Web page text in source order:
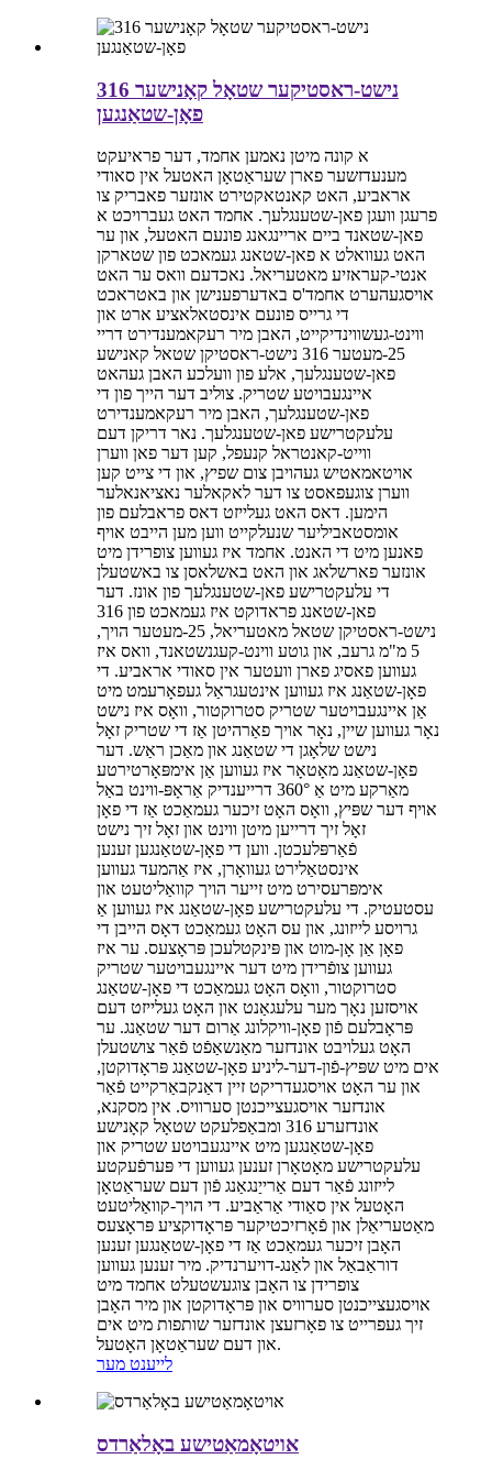
316 נישט-ראסטיקער שטאָל קאָנישער
פאָן-שטאַנגען
א קונה מיטן נאמען אחמד, דער פראיעקט
מענעדזשער פארן שעראַטאָן האטעל אין סאודי
אראביע, האט קאנטאקטירט אונזער פאבריק צו
פרעגן וועגן פאן-שטענגלעך. אחמד האט געברויכט א
פאן-שטאנד ביים אריינגאנג פונעם האטעל, און ער
האט געוואלט א פאן-שטאנג געמאכט פון שטארקן
אנטי-קעראזיע מאטעריאל. נאכדעם וואס ער האט
אויסגעהערט אחמד'ס באדערפענישן און באטראכט
די גרייס פונעם אינסטאלאציע ארט און
ווינט-געשווינדיקייט, האבן מיר רעקאמענדירט דריי
25-מעטער 316 נישט-ראסטיקן שטאל קאנישע
פאן-שטענגלעך, אלע פון ​​וועלכע האבן געהאט
איינגעבויטע שטריק. צוליב דער הייך פון די
פאן-שטענגלעך, האבן מיר רעקאמענדירט
עלעקטרישע פאן-שטענגלעך. נאר דריקן דעם
ווייט-קאנטראל קנעפל, קען דער פאן ווערן
אויטאמאטיש געהויבן צום שפיץ, און די צייט קען
ווערן צוגעפאסט צו דער לאקאלער נאציאנאלער
הימען. דאס האט געלייזט דאס פראבלעם פון
אומסטאביליער שנעלקייט ווען מען הייבט אויף
פאנען מיט די האנט. אחמד איז געווען צופרידן מיט
אונזער פארשלאג און האט באשלאסן צו באשטעלן
די עלעקטרישע פאן-שטענגלעך פון אונז. דער
פאן-שטאנג פראדוקט איז געמאכט פון 316
נישט-ראסטיקן שטאל מאטעריאל, 25-מעטער הויך,
5 מ"מ גרעב, און גוטע ווינט-קעגנשטאנד, וואס איז
געווען פאסיג פארן וועטער אין סאודי אראביע. די
פאָן-שטאַנג איז געווען אינטעגראַל געפאָרעמט מיט
אַן איינגעבויטער שטריק סטרוקטור, וואָס איז נישט
נאָר געווען שיין, נאָר אויך פאַרהיטן אַז די שטריק זאָל
נישט שלאָגן די שטאַנג און מאַכן ראַש. דער
פאָן-שטאַנג מאָטאָר איז געווען אַן אימפּאָרטירטע
מאַרקע מיט אַ 360° דרייענדיק אַראָפּ-ווינט באַל
אויף דער שפּיץ, וואָס האָט זיכער געמאַכט אַז די פאָן
זאָל זיך דרייען מיטן ווינט און זאָל זיך נישט
פֿאַרפּלעכטן. ווען די פאָן-שטאַנגען זענען
אינסטאַלירט געוואָרן, איז אַהמעד געווען
אימפּרעסירט מיט זייער הויך קוואַליטעט און
עסטעטיק. די עלעקטרישע פאָן-שטאַנג איז געווען אַ
גרויסע לייזונג, און עס האָט געמאַכט דאָס הייבן די
פאָן אַן אָן-מוט און פּינקטלעכן פּראָצעס. ער איז
געווען צופֿרידן מיט דער איינגעבויטער שטריק
סטרוקטור, וואָס האָט געמאַכט די פאָן-שטאַנג
אויסזען נאָך מער עלעגאַנט און האָט געלייזט דעם
פּראָבלעם פֿון פאָן-וויקלונג אַרום דער שטאַנג. ער
האָט געלויבט אונדזער מאַנשאַפֿט פֿאַר צושטעלן
אים מיט שפּיץ-פֿון-דער-ליניע פאָן-שטאַנג פּראָדוקטן,
און ער האָט אויסגעדריקט זיין דאַנקבאַרקייט פֿאַר
אונדזער אויסגעצייכנטן סערוויס. אין מסקנא,
אונדזערע 316 ומבאַפלעקט שטאָל קאָנישע
פאָן-שטאַנגען מיט איינגעבויטע שטריק און
עלעקטרישע מאָטאָרן זענען געווען די פּערפֿעקטע
לייזונג פֿאַר דעם אַרייַנגאַנג פֿון דעם שעראַטאָן
האָטעל אין סאַודי אַראַביע. די הויך-קוואַליטעט
מאַטעריאַלן און פֿאָרזיכטיקער פּראָדוקציע פּראָצעס
האָבן זיכער געמאַכט אַז די פאָן-שטאַנגען זענען
דוראַבאַל און לאַנג-דויערנדיק. מיר זענען געווען
צופרידן צו האָבן צוגעשטעלט אחמד מיט
אויסגעצייכנטן סערוויס און פּראָדוקטן און מיר האָבן
זיך געפרייט צו פאָרזעצן אונדזער שותפות מיט אים
און דעם שעראַטאָן האָטעל.
לייענט מער
אויטאָמאַטישע באָלאַרדס